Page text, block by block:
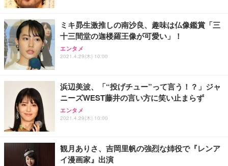
ミキ昴生激推しの南沙良、趣味は仏像鑑賞「三
十三間堂の迦楼羅王像が可愛い」！
エンタメ
2021.4.29(木) 10:00
浜辺美波、「“投げチュー”って言う！？」ジャ
ニーズWEST藤井の言い方に笑い止まらず
エンタメ
2021.4.29(木) 10:00
観月ありさ、吉岡里帆の強烈な姉役で『レンア
イ漫画家』出演